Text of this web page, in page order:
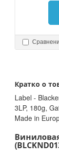
Кратко о
Label -
3LP, 180g,
Made in